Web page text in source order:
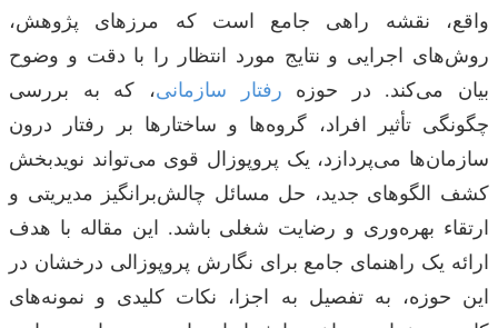
واقع، نقشه راهی جامع است که مرزهای پژوهش،
روش‌های اجرایی و نتایج مورد انتظار را با دقت و وضوح
بیان می‌کند. در حوزه رفتار سازمانی، که به بررسی
چگونگی تأثیر افراد، گروه‌ها و ساختارها بر رفتار درون
سازمان‌ها می‌پردازد، یک پروپوزال قوی می‌تواند نویدبخش
کشف الگوهای جدید، حل مسائل چالش‌برانگیز مدیریتی و
ارتقاء بهره‌وری و رضایت شغلی باشد. این مقاله با هدف
ارائه یک راهنمای جامع برای نگارش پروپوزالی درخشان در
این حوزه، به تفصیل به اجزا، نکات کلیدی و نمونه‌های